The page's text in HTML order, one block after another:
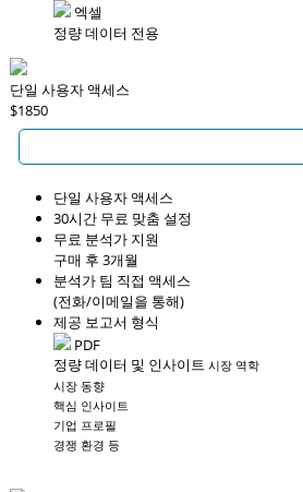
엑셀
정량 데이터 전용
단일 사용자 액세스
$1850
단일 사용자 액세스
30시간 무료 맞춤 설정
무료 분석가 지원
구매 후 3개월
분석가 팀 직접 액세스
(전화/이메일을 통해)
제공 보고서 형식
PDF
정량 데이터 및 인사이트 시장 역학
시장 동향
핵심 인사이트
기업 프로필
경쟁 환경 등